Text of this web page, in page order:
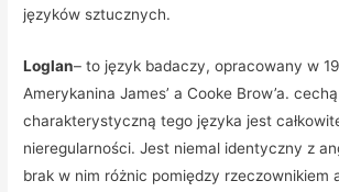
języków sztucznych.
Loglan– to język badaczy, opracowany w
Amerykanina James’ a Cooke Brow’a. cechą
charakterystyczną tego języka jest
nieregularności. Jest niemal identyczny z
brak w nim różnic pomiędzy rzeczownikiem